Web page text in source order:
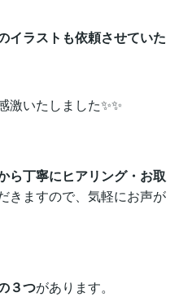
イラストも依頼させていた
激いたしました✨✨
ら丁寧にヒアリング・お取
きますので、気軽にお声が
３つがあります。